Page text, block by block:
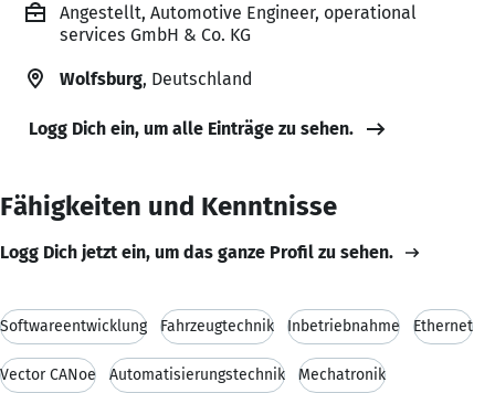
Angestellt, Automotive Engineer, operational
services GmbH & Co. KG
Wolfsburg, Deutschland
Logg Dich ein, um alle Einträge zu sehen.
Fähigkeiten und Kenntnisse
Logg Dich jetzt ein, um das ganze Profil zu sehen.
Softwareentwicklung Fahrzeugtechnik Inbetriebnahme Ethernet
Vector CANoe Automatisierungstechnik Mechatronik